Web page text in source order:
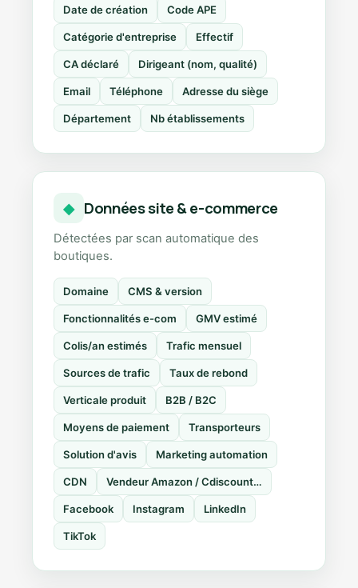
Date de création Code APE
Catégorie d'entreprise Effectif
CA déclaré Dirigeant (nom, qualité)
Email Téléphone Adresse du siège
Département Nb établissements
◆ Données site & e-commerce
Détectées par scan automatique des
boutiques.
Domaine CMS & version
Fonctionnalités e-com GMV estimé
Colis/an estimés Trafic mensuel
Sources de trafic Taux de rebond
Verticale produit B2B / B2C
Moyens de paiement Transporteurs
Solution d'avis Marketing automation
CDN Vendeur Amazon / Cdiscount…
Facebook Instagram LinkedIn
TikTok